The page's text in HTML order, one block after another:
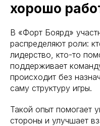
хорошо
В «Форт Боярд»
распределяют роли:
лидерство, кто-то
поддерживает
происходит без
саму структуру игры.
Такой опыт помогает
стороны и улучшает